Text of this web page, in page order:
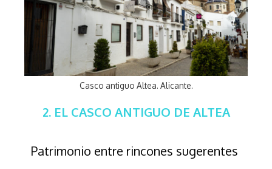
Casco antiguo Altea. Alicante.
2. EL CASCO ANTIGUO DE ALTEA
Patrimonio entre rincones sugerentes